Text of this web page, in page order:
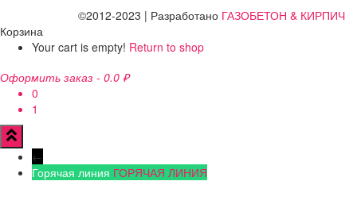
©2012-2023 | Разработано ГАЗОБЕТОН & КИРПИЧ
Корзина
Your cart is empty! Return to shop
Оформить заказ - 0.0 ₽
0
1
←
Горячая линия ГОРЯЧАЯ ЛИНИЯ